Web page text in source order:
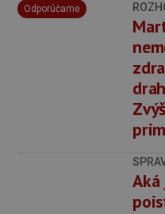
Odporúčame